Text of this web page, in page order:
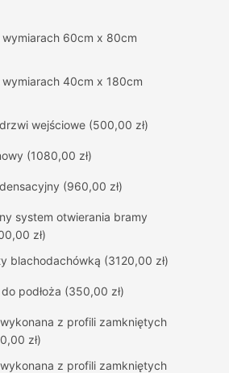
wymiarach 60cm x 80cm
wymiarach 40cm x 180cm
wejściowe (500,00 zł)
(1080,00 zł)
(960,00 zł)
system otwierania bramy
zł)
blachodachówką (3120,00 zł)
podłoża (350,00 zł)
z profili zamkniętych
zł)
z profili zamkniętych